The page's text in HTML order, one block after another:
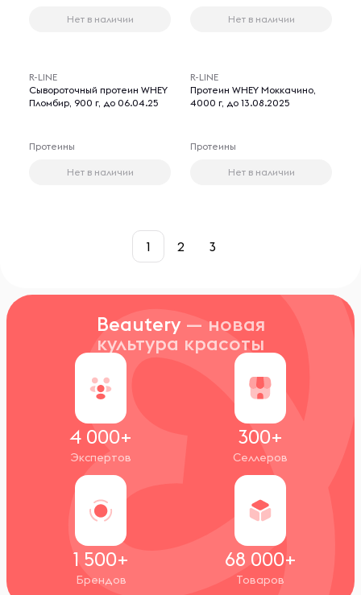
Нет в наличии Нет в наличии
R-LINE
Сывороточный протеин WHEY
Пломбир, 900 г, до 06.04.25
Протеины
Нет в наличии
R-LINE
Протеин WHEY Моккачино,
4000 г, до 13.08.2025
Протеины
Нет в наличии
1 2 3
Beautery — новая
культура красоты
4 000+
Экспертов
300+
Селлеров
1 500+
Брендов
68 000+
Товаров